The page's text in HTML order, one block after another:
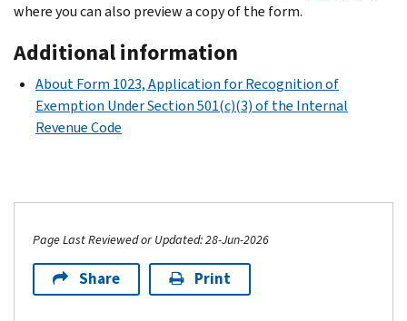
where you can also preview a copy of the form.
Additional information
About Form 1023, Application for Recognition of
Exemption Under Section 501(c)(3) of the Internal
Revenue Code
Page Last Reviewed or Updated: 28-Jun-2026
Share Print